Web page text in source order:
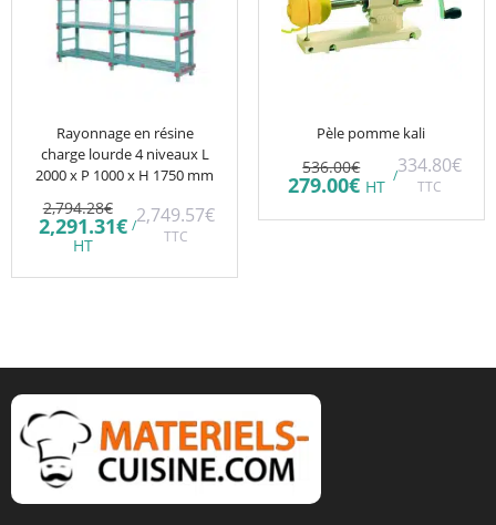
Rayonnage en résine
charge lourde 4 niveaux L
2000 x P 1000 x H 1750 mm
2,794.28€ Le
prix
initial
2,794.28€.
2,291.31€Le
est :
HT
/2,749.57€
TTC
Pèle pomme kali
536.00€
prix
initial
était :
279.00€Le
actuel
HT
/334.80€
TTC